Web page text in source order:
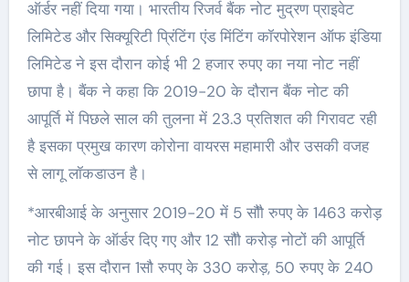
ऑर्डर नहीं दिया गया। भारतीय रिजर्व बैंक नोट मुद्रण प्राइवेट
लिमिटेड और सिक्‍यूरिटी प्रिंटिंग एंड मिंटिंग कॉरपोरेशन ऑफ इंडिया
लिमिटेड ने इस दौरान कोई भी 2 हजार रुपए का नया नोट नहीं
छापा है। बैंक ने कहा कि 2019-20 के दौरान बैंक नोट की
आपूर्ति में पिछले साल की तुलना में 23.3 प्रतिशत की गिरावट रही
है इसका प्रमुख कारण कोरोना वायरस महामारी और उसकी वजह
से लागू लॉकडाउन है।
*आरबीआई के अनुसार 2019-20 में 5 सौौ रुपए के 1463 करोड़
नोट छापने के ऑर्डर दिए गए और 12 सौौ करोड़ नोटों की आपूर्ति
की गई। इस दौरान 1सौ रुपए के 330 करोड़, 50 रुपए के 240